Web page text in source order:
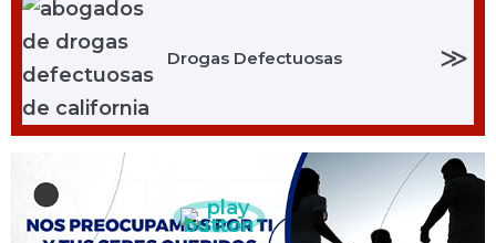
Drogas Defectuosas ≫